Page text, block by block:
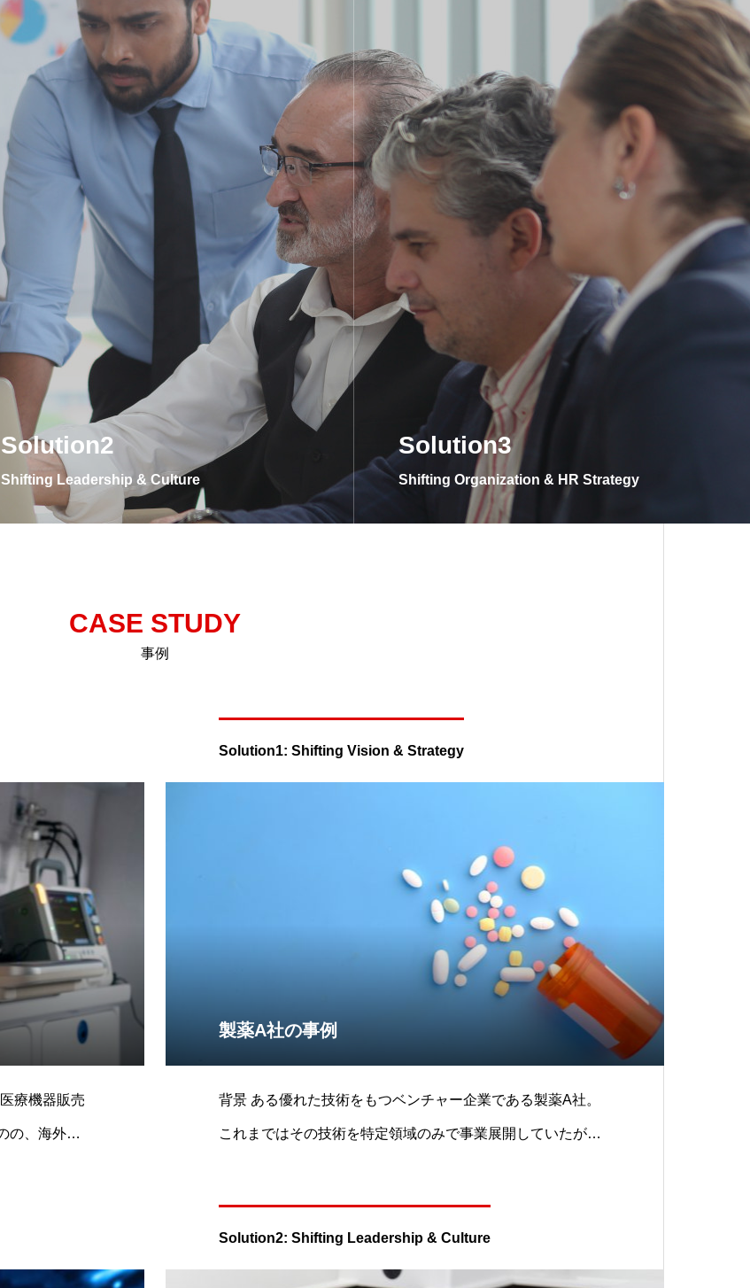
Solution2
Shifting Leadership & Culture
Solution3
Shifting Organization & HR Strategy
CASE STUDY
事例
Solution1: Shifting Vision & Strategy
製薬A社の事例
背景 ある優れた技術をもつベンチャー企業である製薬A社。
これまではその技術を特定領域のみで事業展開していたが、
うな意欲的な事業戦略を立案した。 新戦略に基づいた実行を
考
Solution2: Shifting Leadership & Culture